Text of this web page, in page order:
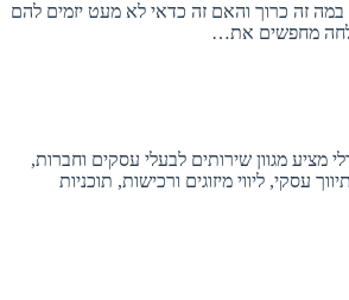
פתיחת עסק בשנת 2022 במה זה כרוך והאם זה כדאי לא מעט יזמים להם
מחפשים את…
מציע מגוון שירותים לבעלי עסקים וחברות,
עסקי, ליווי מיזוגים ורכישות, תוכניות